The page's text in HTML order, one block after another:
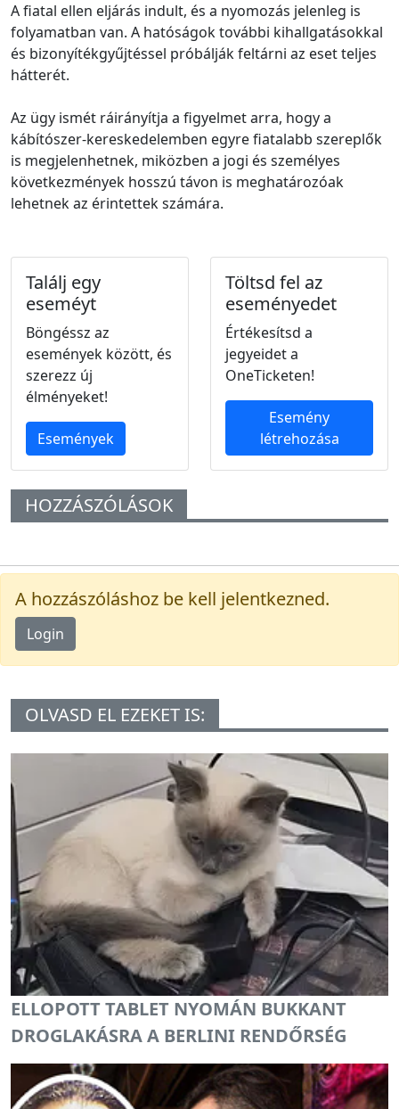
A fiatal ellen eljárás indult, és a nyomozás jelenleg is
folyamatban van. A hatóságok további kihallgatásokkal
és bizonyítékgyűjtéssel próbálják feltárni az eset teljes
hátterét.
Az ügy ismét ráirányítja a figyelmet arra, hogy a
kábítószer-kereskedelemben egyre fiatalabb szereplők
is megjelenhetnek, miközben a jogi és személyes
következmények hosszú távon is meghatározóak
lehetnek az érintettek számára.
Találj egy
eseméyt
Böngéssz az
események között, és
szerezz új
élményeket!
Események
Töltsd fel az
eseményedet
Értékesítsd a
jegyeidet a
OneTicketen!
Esemény
létrehozása
HOZZÁSZÓLÁSOK
A hozzászóláshoz be kell jelentkezned.
Login
OLVASD EL EZEKET IS:
ELLOPOTT TABLET NYOMÁN BUKKANT
DROGLAKÁSRA A BERLINI RENDŐRSÉG